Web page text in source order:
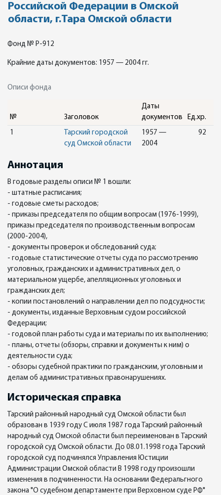
Российской Федерации в Омской
области, г.Тара Омской области
Фонд № Р-912
Крайние даты документов: 1957 — 2004 гг.
Описи фонда
№ Заголовок
Даты
документов
Ед.хр.
1
Тарский городской
суд Омской области
1957 —
2004
92
Аннотация
В годовые разделы описи № 1 вошли:
- штатные расписания;
- годовые сметы расходов;
- приказы председателя по общим вопросам (1976-1999),
приказы председателя по производственным вопросам
(2000-2004),
- документы проверок и обследований суда;
- годовые статистические отчеты суда по рассмотрению
уголовных, гражданских и административных дел, о
материальном ущербе, апелляционных уголовных и
гражданских дел;
- копии постановлений о направлении дел по подсудности;
- документы, изданные Верховным судом российской
Федерации;
- годовой план работы суда и материалы по их выполнению;
- планы, отчеты (обзоры, справки и документы к ним) о
деятельности суда;
- обзоры судебной практики по гражданским, уголовным и
делам об административных правонарушениях.
Историческая справка
Тарский районный народный суд Омской области был
образован в 1939 году С июля 1987 года Тарский районный
народный суд Омской области был переименован в Тарский
городской суд Омской области. До 08.01.1998 года Тарский
городской суд подчинялся Управления Юстиции
Администрации Омской области В 1998 году произошли
изменения в подчиненности. На основании Федеральгного
закона "О судебном департаменте при Верховном суде РФ"